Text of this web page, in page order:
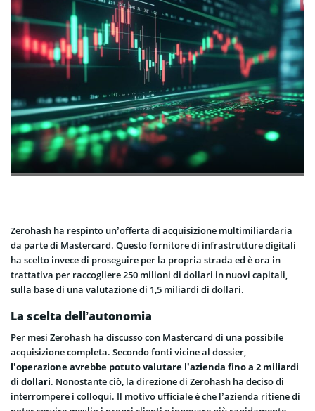
Zerohash ha respinto un’offerta di acquisizione multimiliardaria
da parte di Mastercard. Questo fornitore di infrastrutture digitali
ha scelto invece di proseguire per la propria strada ed è ora in
trattativa per raccogliere 250 milioni di dollari in nuovi capitali,
sulla base di una valutazione di 1,5 miliardi di dollari.
La scelta dell’autonomia
Per mesi Zerohash ha discusso con Mastercard di una possibile
acquisizione completa. Secondo fonti vicine al dossier,
l’operazione avrebbe potuto valutare l’azienda fino a 2 miliardi
di dollari. Nonostante ciò, la direzione di Zerohash ha deciso di
interrompere i colloqui. Il motivo ufficiale è che l’azienda ritiene di